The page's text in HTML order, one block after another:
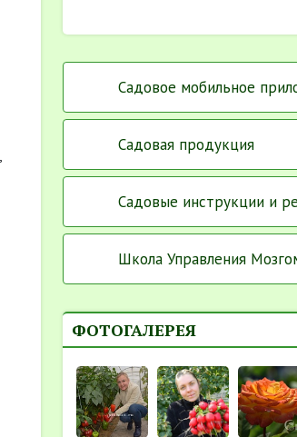
Садовое мобильное
Садовая продукция
Садовые инструкции и
Школа Управления
ФОТОГАЛЕРЕЯ